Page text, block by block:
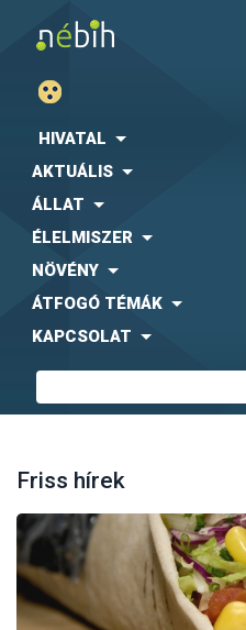
HIVATAL
AKTUÁLIS
ÁLLAT
ÉLELMISZER
NÖVÉNY
ÁTFOGÓ TÉMÁK
KAPCSOLAT
Friss hírek